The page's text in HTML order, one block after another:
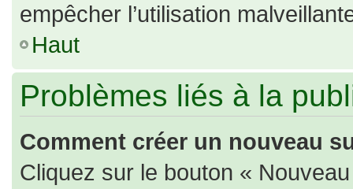
empêcher l’utilisation
Haut
Problèmes liés à la
Comment créer un nouveau
Cliquez sur le bouton «